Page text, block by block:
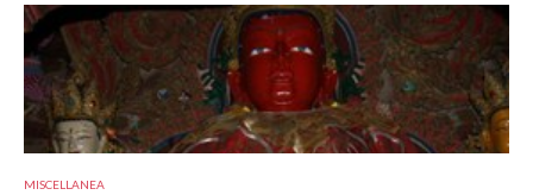
MISCELLANEA